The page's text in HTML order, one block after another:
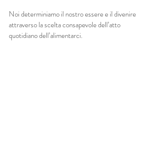
Noi determiniamo il nostro essere e il divenire
attraverso la scelta consapevole dell’atto
quotidiano dell’alimentarci.